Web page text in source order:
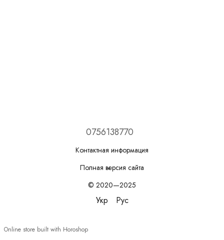
0756138770
Контактная информация
Полная версия сайта
© 2020—2025
Укр Рус
Online store built with Horoshop